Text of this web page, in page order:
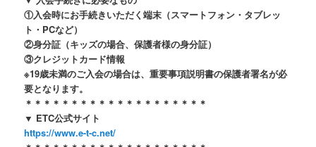
①入会時にお手続きいただく端末（スマートフォン・タブレッ
ト・PCなど）
②身分証（キッズの場合、保護者様の身分証）
③クレジットカード情報
※19歳未満のご入会の場合は、重要事項説明書の保護者署名が必
要となります。
＊＊＊＊＊＊＊＊＊＊＊＊＊＊＊＊＊＊＊＊
▼ ETC公式サイト
https://www.e-t-c.net/